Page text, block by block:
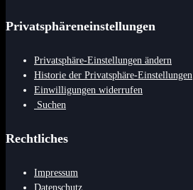
Privatsphäreneinstellungen
Privatsphäre-Einstellungen ändern
Historie der Privatsphäre-Einstellungen
Einwilligungen widerrufen
Suchen
Rechtliches
Impressum
Datenschutz